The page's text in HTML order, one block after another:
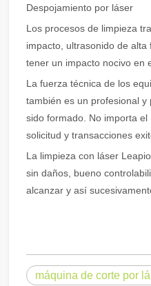
Despojamiento por láser
Los procesos de limpieza
impacto, ultrasonido de
tener un impacto nocivo en
La fuerza técnica de los
también es un profesional
sido formado. No importa
solicitud y transacciones
La limpieza con láser
sin daños, bueno
alcanzar y así
máquina de corte por